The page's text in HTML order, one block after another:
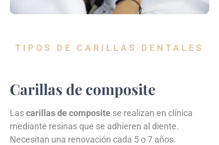
TIPOS DE CARILLAS DENTALES
Carillas de composite
Lascarillas de composite se realizan en clínica
mediante resinas que se adhieren al diente.
Necesitan una renovación cada 5 o 7 años.